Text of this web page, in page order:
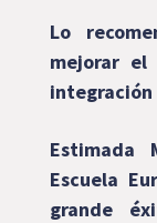
Lo
mejorar el
integración
Estimada
Escuela
grande